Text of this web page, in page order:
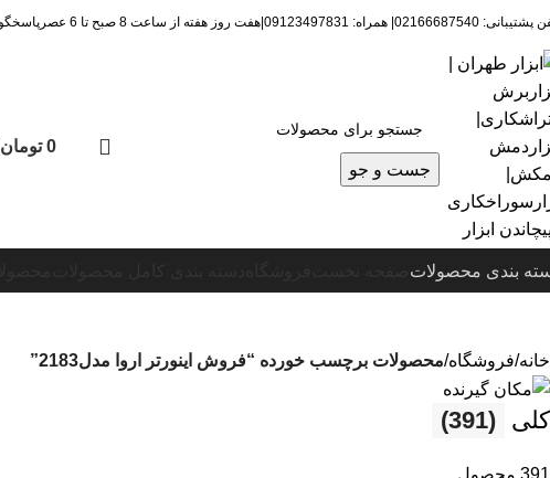
همراه: 09123497831|هفت روز هفته از ساعت 8 صبح تا 6 عصرپاسخگوی شما هستیم.
جست و جو
0 تومان
بندی محصولات
خانه فروشگاه محصولات برچسب خورده “فروش اینورتر اروا مدل2183”
کلی (391)